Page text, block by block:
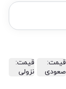
قیمت:
صعودی
قیمت:
نزولی